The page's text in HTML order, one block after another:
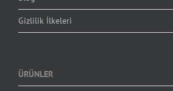
Gizlilik İlkeleri
ÜRÜNLER